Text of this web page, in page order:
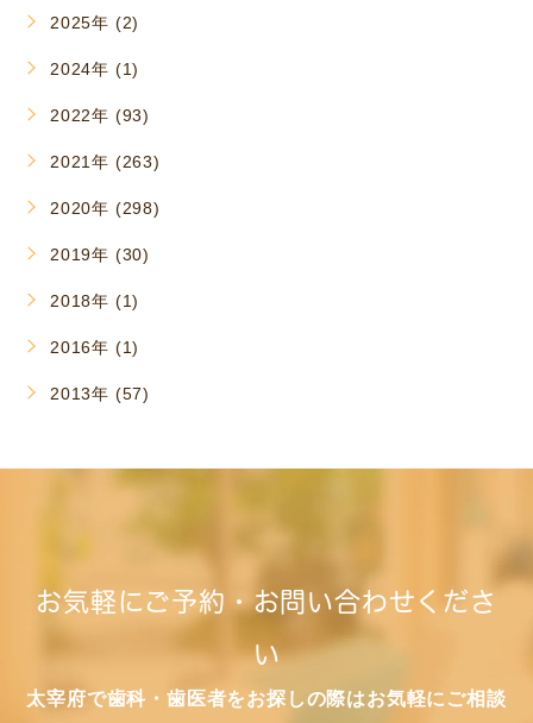
2025年 (2)
2024年 (1)
2022年 (93)
2021年 (263)
2020年 (298)
2019年 (30)
2018年 (1)
2016年 (1)
2013年 (57)
お気軽にご予約・お問い合わせくださ
い
太宰府で歯科・歯医者をお探しの際はお気軽にご相談